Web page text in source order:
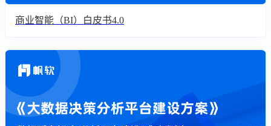
商业智能（BI）白皮书4.0